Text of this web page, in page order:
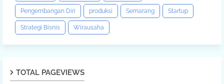
Pengembangan Diri produksi Semarang Startup
Strategi Bisnis Wirausaha
TOTAL PAGEVIEWS